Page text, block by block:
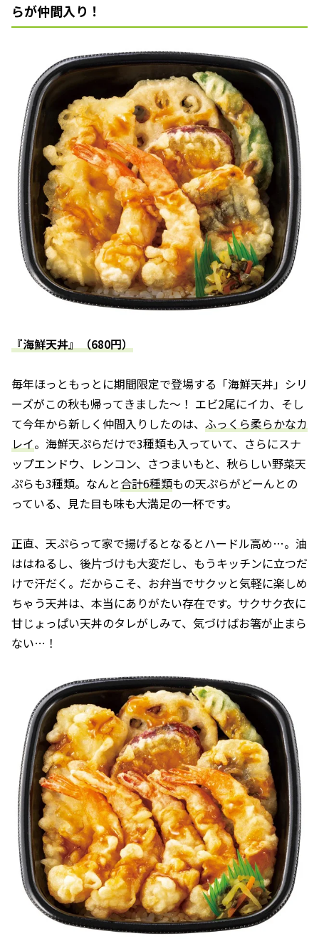
らが仲間入り！
『海鮮天丼』（680円）
毎年ほっともっとに期間限定で登場する「海鮮天丼」シリ
ーズがこの秋も帰ってきました〜！ エビ2尾にイカ、そし
て今年から新しく仲間入りしたのは、 ふっくら柔らかなカ
レイ。海鮮天ぷらだけで3種類も入っていて、さらにスナ
ップエンドウ、レンコン、さつまいもと、秋らしい野菜天
ぷらも3種類。なんと合計6種類もの天ぷらがどーんとの
っている、見た目も味も大満足の一杯です。
正直、天ぷらって家で揚げるとなるとハードル高め…。油
ははねるし、後片づけも大変だし、もうキッチンに立つだ
けで汗だく。だからこそ、お弁当でサクッと気軽に楽しめ
ちゃう天丼は、本当にありがたい存在です。サクサク衣に
甘じょっぱい天丼のタレがしみて、気づけばお箸が止まら
ない…！